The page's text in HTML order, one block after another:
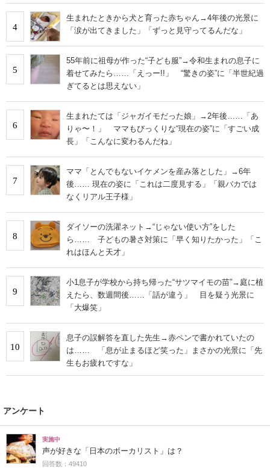
4
生まれたときから犬と育った赤ちゃん→4年後の光景に
「涙が出てきました」「ずっと見守ってるんだな」
5
55年前に祖母が作った“子ども服”→令和生まれの息子に
着せてみたら……「えっー!!」 “驚きの姿”に「半世紀過
ぎてるとは思えない」
6
生まれたては「ジャガイモだった娘」→2年後……「あ
りゃ〜！」 ママもびっくりな“現在の姿”に「すごい成
長」「こんなに変わるんだね」
7
ママ「とんでもないイケメンを産み落とした」→6年
後…… 現在の姿に「これは二度見する」「親バカでは
なくリアル王子様」
8
ダイソーの洗濯ネット→“じゃない使い方”をした
ら…… 子どもの暑さ対策に「早く知りたかった」「こ
れはほんと天才」
9
小1息子が学校から持ち帰った“サツマイモの苗”→庭に植
えたら、数週間後……「話が違う」 目を疑う光景に
「大爆笑」
10
息子の誤解答を直した先生→赤ペンで書かれていたの
は…… 「息が止まるほど笑った」まさかの光景に「先
生もお疲れですな」
アンケート
実施中
声が好きな「日本のボーカリスト」は？
回答数：49410